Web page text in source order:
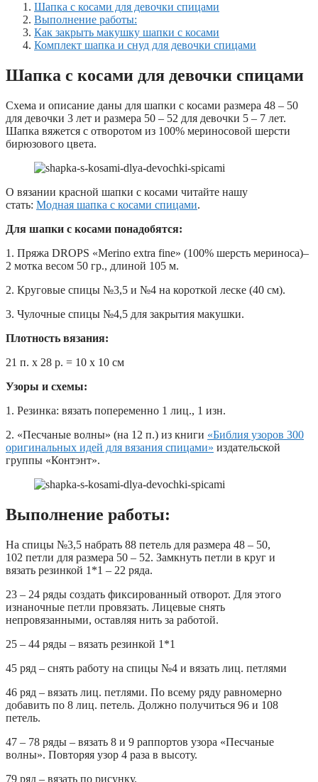
Шапка с косами для девочки спицами
Выполнение работы:
Как закрыть макушку шапки с косами
Комплект шапка и снуд для девочки спицами
Шапка с косами для девочки спицами
Схема и описание даны для шапки с косами размера 48 – 50
для девочки 3 лет и размера 50 – 52 для девочки 5 – 7 лет.
Шапка вяжется с отворотом из 100% мериносовой шерсти
бирюзового цвета.
О вязании красной шапки с косами читайте нашу
стать: Модная шапка с косами спицами.
Для шапки с косами понадобятся:
1. Пряжа DROPS «Merino extra fine» (100% шерсть мериноса)–
2 мотка весом 50 гр., длиной 105 м.
2. Круговые спицы №3,5 и №4 на короткой леске (40 см).
3. Чулочные спицы №4,5 для закрытия макушки.
Плотность вязания:
21 п. х 28 р. = 10 х 10 см
Узоры и схемы:
1. Резинка: вязать попеременно 1 лиц., 1 изн.
2. «Песчаные волны» (на 12 п.) из книги «Библия узоров 300
оригинальных идей для вязания спицами» издательской
группы «Контэнт».
Выполнение работы:
На спицы №3,5 набрать 88 петель для размера 48 – 50,
102 петли для размера 50 – 52. Замкнуть петли в круг и
вязать резинкой 1*1 – 22 ряда.
23 – 24 ряды создать фиксированный отворот. Для этого
изнаночные петли провязать. Лицевые снять
непровязанными, оставляя нить за работой.
25 – 44 ряды – вязать резинкой 1*1
45 ряд – снять работу на спицы №4 и вязать лиц. петлями
46 ряд – вязать лиц. петлями. По всему ряду равномерно
добавить по 8 лиц. петель. Должно получиться 96 и 108
петель.
47 – 78 ряды – вязать 8 и 9 раппортов узора «Песчаные
волны». Повторяя узор 4 раза в высоту.
79 ряд – вязать по рисунку.